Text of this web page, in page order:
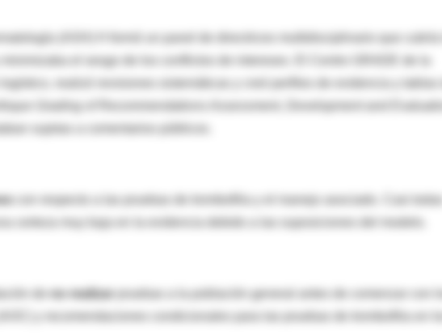
(ASH) H formó un panel de directrices multidisciplinario que
el sesgo de los conflictos de intereses. El Centro GRADE de la
realizó revisiones sistemáticas y creó perfiles de evidencia y tablas
certeza muy baja en la evidencia debido a las suposiciones del modelo.
no realizar
pruebas a la población general antes de comenzar con